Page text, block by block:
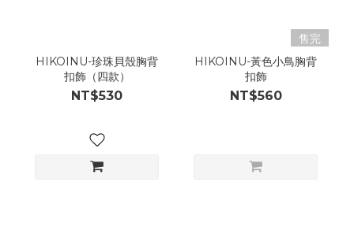
HIKOINU-珍珠貝殼胸背
扣飾（四款）
NT$530
售完
HIKOINU-黃色小鳥胸背
扣飾
NT$560